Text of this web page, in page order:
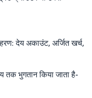
देय अकाउंट, अर्जित खर्च,
तक भुगतान किया जाता है-